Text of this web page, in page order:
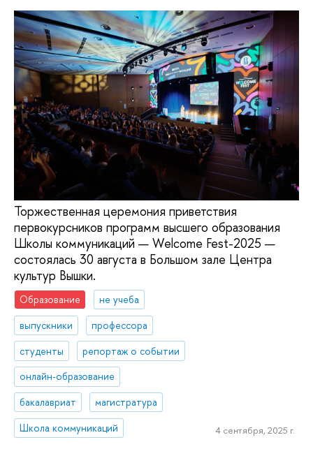
Торжественная церемония приветствия
первокурсников программ высшего образования
Школы коммуникаций — Welcome Fest-2025 —
состоялась 30 августа в Большом зале Центра
культур Вышки.
Образование
не учеба
выпускники
профессора
студенты
репортаж о событии
онлайн-образование
бакалавриат
магистратура
Школа коммуникаций
4 сентября, 2025 г.